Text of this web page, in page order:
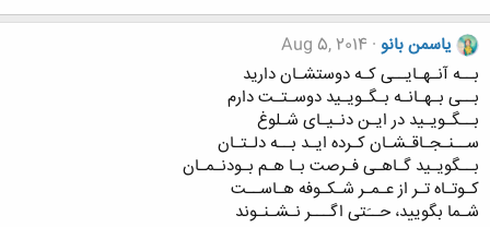
یاسمن بانو Aug 5, 2014
بــه آنـهـایــی کـه دوستشـان دارید
بــی بـهـانـه بـگـویـید دوسـتـت دارم
بــگـویـید در ایـن دنـیـای شـلوغ
ســنـجـاقـشـان کـرده ایـد بــه دلـتـان
بــگویـید گـاهـی فـرصت بـا هـم بـودنـمـان
کـوتـاه تـر از عـمـر شـکـوفه هـاســت
شـما بگویید، حــَتی اگـــر نـشـنـوند